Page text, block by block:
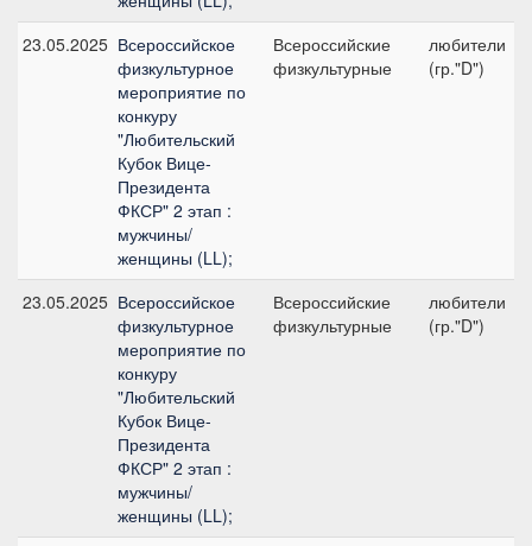
23.05.2025 Всероссийское
физкультурное
мероприятие по
конкуру
"Любительский
Кубок Вице-
Президента
ФКСР" 2 этап :
мужчины/
женщины (LL);
Всероссийские
физкультурные
любители
(гр."D")
23.05.2025 Всероссийское
физкультурное
мероприятие по
конкуру
"Любительский
Кубок Вице-
Президента
ФКСР" 2 этап :
мужчины/
женщины (LL);
Всероссийские
физкультурные
любители
(гр."D")